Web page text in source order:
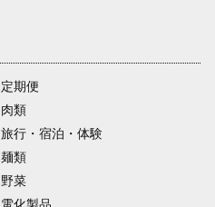
定期便
肉類
旅行・宿泊・体験
麺類
野菜